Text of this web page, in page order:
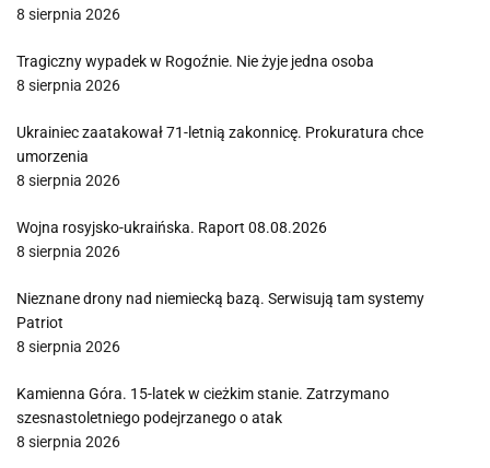
8 sierpnia 2026
Tragiczny wypadek w Rogoźnie. Nie żyje jedna osoba
8 sierpnia 2026
Ukrainiec zaatakował 71-letnią zakonnicę. Prokuratura chce
umorzenia
8 sierpnia 2026
Wojna rosyjsko-ukraińska. Raport 08.08.2026
8 sierpnia 2026
Nieznane drony nad niemiecką bazą. Serwisują tam systemy
Patriot
8 sierpnia 2026
Kamienna Góra. 15-latek w cieżkim stanie. Zatrzymano
szesnastoletniego podejrzanego o atak
8 sierpnia 2026